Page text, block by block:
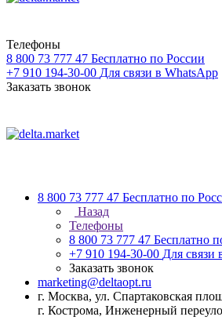
Телефоны
8 800 73 777 47 Бесплатно по России
+7 910 194-30-00 Для связи в WhatsApp
Заказать звонок
8 800 73 777 47 Бесплатно по
Назад
Телефоны
8 800 73 777 47 Бесплатно
+7 910 194-30-00 Для связи
Заказать звонок
marketing@deltaopt.ru
г. Москва, ул. Спартаковская
г. Кострома, Инженерный